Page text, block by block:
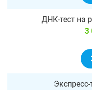
ДНК-тест на
3